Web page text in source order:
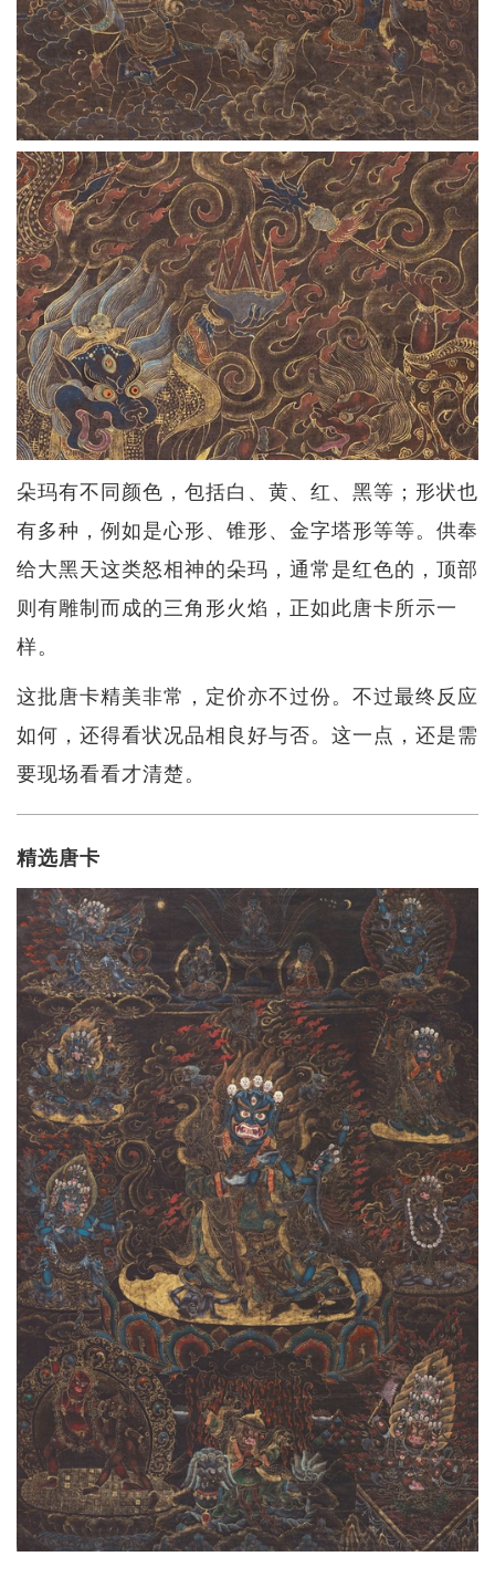
朵玛有不同颜色，包括白、黄、红、黑等；形状也
有多种，例如是心形、锥形、金字塔形等等。供奉
给大黑天这类怒相神的朵玛，通常是红色的，顶部
则有雕制而成的三角形火焰，正如此唐卡所示一
样。
这批唐卡精美非常，定价亦不过份。不过最终反应
如何，还得看状况品相良好与否。这一点，还是需
要现场看看才清楚。
精选唐卡